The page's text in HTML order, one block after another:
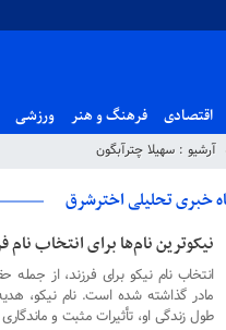
اقتصادی فرهنگ و هنر ورزشی
آرشیو : سهیلا چترآبگون
خبری تحلیلی اخترشرق
نیکوترین نام‌ها برای انتخاب
انتخاب نام نیکو برای فرزند، از
مادر گذاشته شده است. نام نیکو،
طول زندگی او، تأثیرات مثبت و